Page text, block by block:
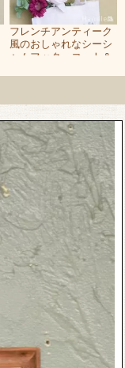
フレンチアンティーク
風のおしゃれなシーシ
ャムフック、コート＆
(BR)